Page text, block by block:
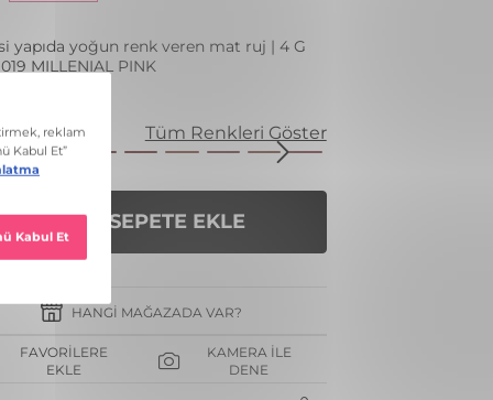
yapıda yoğun renk veren mat ruj | 4 G
MILLENIAL PINK
Tüm Renkleri Göster
SEPETE EKLE
HANGI MAĞAZADA VAR?
FAVORILERE
EKLE
KAMERA İLE
DENE